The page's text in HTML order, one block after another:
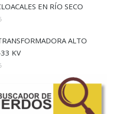
EN RÍO SECO
ALTO
KV